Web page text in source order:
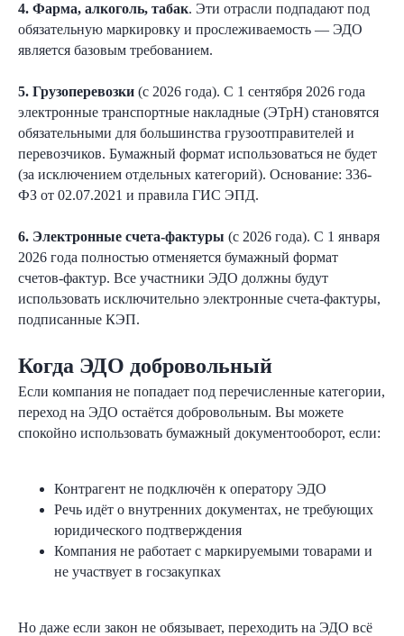
4. Фарма, алкоголь, табак. Эти отрасли подпадают под
обязательную маркировку и прослеживаемость — ЭДО
является базовым требованием.
5. Грузоперевозки (с 2026 года). С 1 сентября 2026 года
электронные транспортные накладные (ЭТрН) становятся
обязательными для большинства грузоотправителей и
перевозчиков. Бумажный формат использоваться не будет
(за исключением отдельных категорий). Основание: 336-
ФЗ от 02.07.2021 и правила ГИС ЭПД.
6. Электронные счета-фактуры (с 2026 года). С 1 января
2026 года полностью отменяется бумажный формат
счетов-фактур. Все участники ЭДО должны будут
использовать исключительно электронные счета-фактуры,
подписанные КЭП.
Когда ЭДО добровольный
Если компания не попадает под перечисленные категории,
переход на ЭДО остаётся добровольным. Вы можете
спокойно использовать бумажный документооборот, если:
Контрагент не подключён к оператору ЭДО
Речь идёт о внутренних документах, не требующих
юридического подтверждения
Компания не работает с маркируемыми товарами и
не участвует в госзакупках
Но даже если закон не обязывает, переходить на ЭДО всё